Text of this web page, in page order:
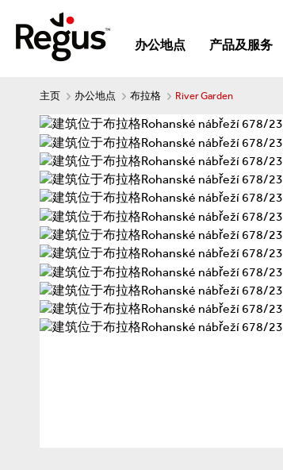
办公地点 产品及服务
主页 办公地点 布拉格 River Garden